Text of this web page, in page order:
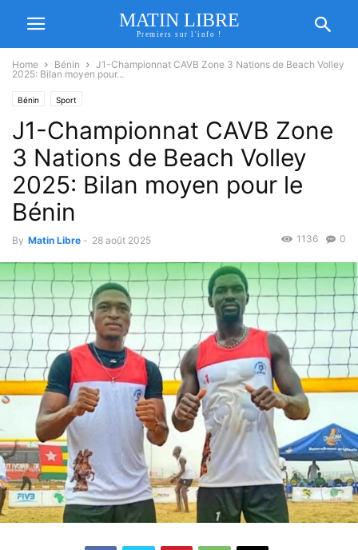
MATIN LIBRE
Premiers sur l'info !
Home Bénin
J1-Championnat CAVB Zone 3 Nations de Beach Volley
2025: Bilan moyen pour...
Bénin Sport
J1-Championnat CAVB Zone
3 Nations de Beach Volley
2025: Bilan moyen pour le
Bénin
By Matin Libre - 28 août 2025 0
1136